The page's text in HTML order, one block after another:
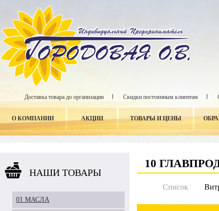
Доставка товара до организации Скидки постоянным клиентам
О КОМПАНИИ АКЦИИ ТОВАРЫ И ЦЕНЫ
НАШИ ТОВАРЫ
01 МАСЛА
10
Список